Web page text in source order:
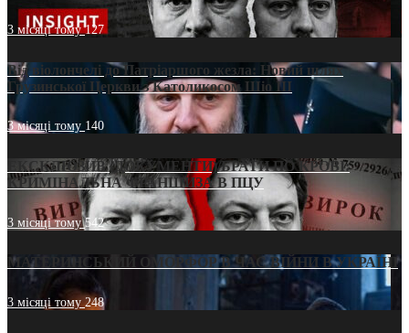
3 місяці тому127
Від віолончелі до Патріаршого жезла: Новий шлях
Грузинської Церкви з Католикосом Шіо III
3 місяці тому 140
ЕКСКЛЮЗИВ (ДОКУМЕНТИ)/БРАТИ ПО КРОВІ:
КРИМІНАЛЬНА ФРАНШИЗА В ПЦУ
3 місяці тому542
МАТЕРИНСЬКИЙ ОМОРФОР В ЧАС ВІЙНИ В УКРАЇНІ
3 місяці тому248